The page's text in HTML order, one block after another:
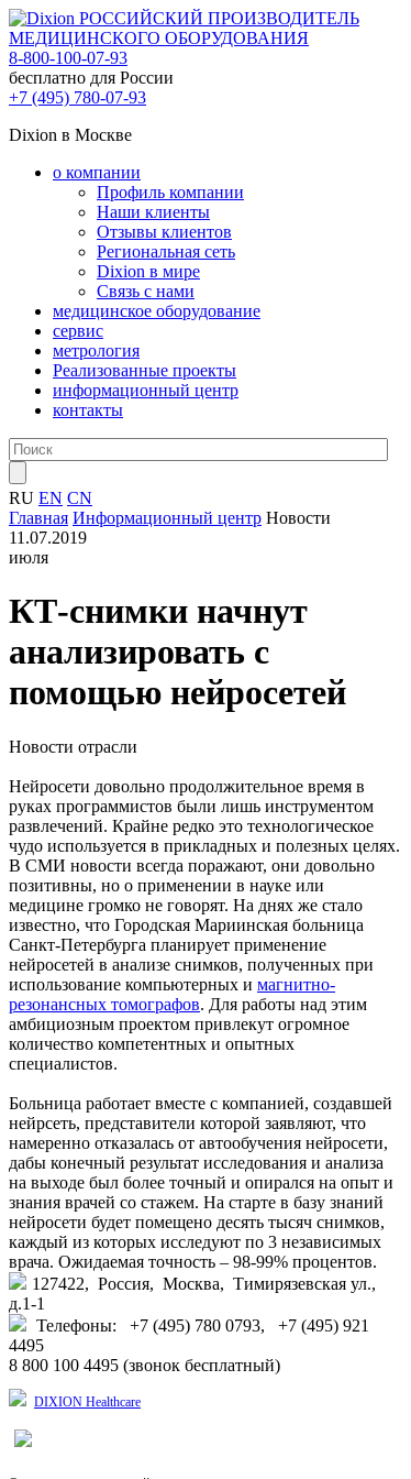
РОССИЙСКИЙ ПРОИЗВОДИТЕЛЬ
МЕДИЦИНСКОГО ОБОРУДОВАНИЯ
8-800-100-07-93
бесплатно для России
+7 (495) 780-07-93
Dixion в Москве
о компании
Профиль компании
Наши клиенты
Отзывы клиентов
Региональная сеть
Dixion в мире
Связь с нами
медицинское оборудование
сервис
метрология
Реализованные проекты
информационный центр
контакты
RU EN CN
Главная Информационный центр Новости
11.07.2019
июля
КТ-снимки начнут
анализировать с
помощью нейросетей
Новости отрасли
Нейросети довольно продолжительное время в
руках программистов были лишь инструментом
развлечений. Крайне редко это технологическое
чудо используется в прикладных и полезных целях.
В СМИ новости всегда поражают, они довольно
позитивны, но о применении в науке или
медицине громко не говорят. На днях же стало
известно, что Городская Мариинская больница
Санкт-Петербурга планирует применение
нейросетей в анализе снимков, полученных при
использование компьютерных и магнитно-
резонансных томографов. Для работы над этим
амбициозным проектом привлекут огромное
количество компетентных и опытных
специалистов.
Больница работает вместе с компанией, создавшей
нейрсеть, представители которой заявляют, что
намеренно отказалась от автообучения нейросети,
дабы конечный результат исследования и анализа
на выходе был более точный и опирался на опыт и
знания врачей со стажем. На старте в базу знаний
нейросети будет помещено десять тысяч снимков,
каждый из которых исследуют по 3 независимых
врача. Ожидаемая точность – 98-99% процентов.
127422, Россия, Москва, Тимирязевская ул.,
д.1-1
Телефоны: +7 (495) 780 0793, +7 (495) 921
4495
8 800 100 4495 (звонок бесплатный)
DIXION Healthcare